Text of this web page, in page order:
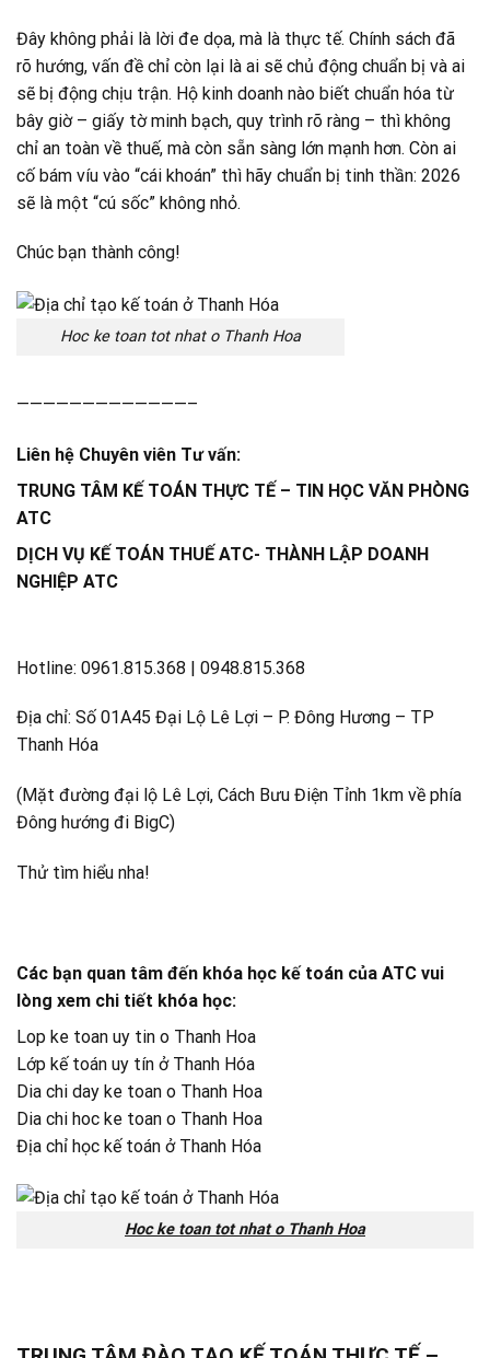
Đây không phải là lời đe dọa, mà là thực tế. Chính sách đã
rõ hướng, vấn đề chỉ còn lại là ai sẽ chủ động chuẩn bị và ai
sẽ bị động chịu trận. Hộ kinh doanh nào biết chuẩn hóa từ
bây giờ – giấy tờ minh bạch, quy trình rõ ràng – thì không
chỉ an toàn về thuế, mà còn sẵn sàng lớn mạnh hơn. Còn ai
cố bám víu vào “cái khoán” thì hãy chuẩn bị tinh thần: 2026
sẽ là một “cú sốc” không nhỏ.
Chúc bạn thành công!
Hoc ke toan tot nhat o Thanh Hoa
—————————————–
Liên hệ Chuyên viên Tư vấn:
TRUNG TÂM KẾ TOÁN THỰC TẾ – TIN HỌC VĂN PHÒNG
ATC
DỊCH VỤ KẾ TOÁN THUẾ ATC- THÀNH LẬP DOANH
NGHIỆP ATC
Hotline: 0961.815.368 | 0948.815.368
Địa chỉ: Số 01A45 Đại Lộ Lê Lợi – P. Đông Hương – TP
Thanh Hóa
(Mặt đường đại lộ Lê Lợi, Cách Bưu Điện Tỉnh 1km về phía
Đông hướng đi BigC)
Thử tìm hiểu nha!
Các bạn quan tâm đến khóa học kế toán của ATC vui
lòng xem chi tiết khóa học:
Lop ke toan uy tin o Thanh Hoa
Lớp kế toán uy tín ở Thanh Hóa
Dia chi day ke toan o Thanh Hoa
Dia chi hoc ke toan o Thanh Hoa
Địa chỉ học kế toán ở Thanh Hóa
Hoc ke toan tot nhat o Thanh Hoa